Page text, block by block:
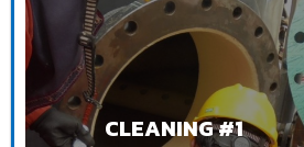
CLEANING #1